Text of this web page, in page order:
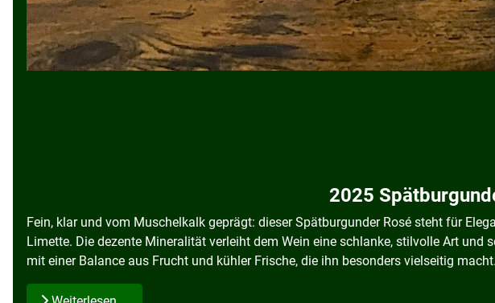
2025
Fein, klar und vom Muschelkalk geprägt: dieser Spätburgunder Rosé steht für
Limette. Die dezente Mineralität verleiht dem Wein eine schlanke, stilvolle Art
mit einer Balance aus Frucht und kühler Frische, die ihn besonders vielseitig macht.